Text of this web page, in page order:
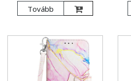
Tovább